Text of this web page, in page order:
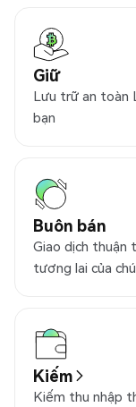
Giữ
Lưu trữ an toàn
bạn
Buôn bán
Giao dịch thuận
tương lai của
Kiếm
Kiếm thu nhập